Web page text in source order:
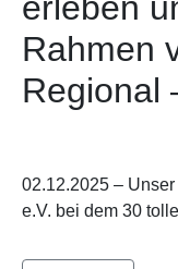
erleben
Rahmen
Regional
02.12.2025 –
e.V. bei dem 30